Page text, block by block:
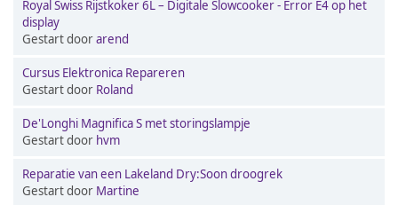
Royal Swiss Rijstkoker 6L – Digitale Slowcooker - Error E4 op het
display
Gestart doorarend
Cursus Elektronica Repareren
Gestart door Roland
De'Longhi Magnifica S met storingslampje
Gestart door hvm
Reparatie van een Lakeland Dry:Soon droogrek
Gestart door Martine